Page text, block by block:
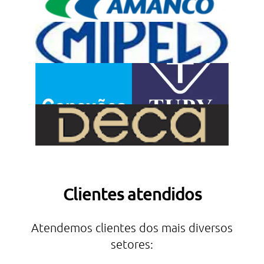
Clientes atendidos
Atendemos clientes dos mais diversos
setores: